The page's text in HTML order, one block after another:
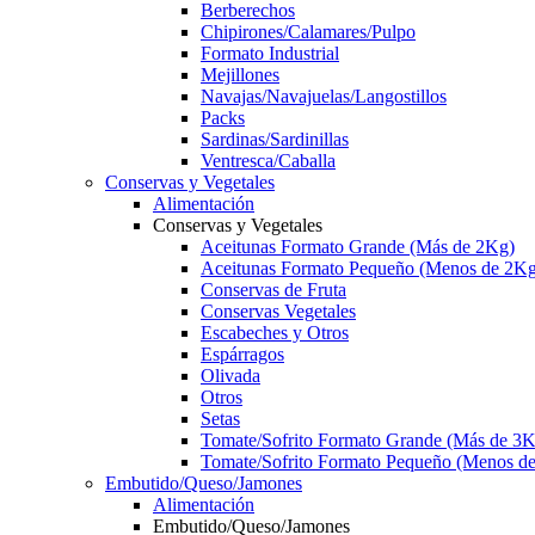
Berberechos
Chipirones/Calamares/Pulpo
Formato Industrial
Mejillones
Navajas/Navajuelas/Langostillos
Packs
Sardinas/Sardinillas
Ventresca/Caballa
Conservas y Vegetales
Alimentación
Conservas y Vegetales
Aceitunas Formato Grande (Más de 2Kg)
Aceitunas Formato Pequeño (Menos de
Conservas de Fruta
Conservas Vegetales
Escabeches y Otros
Espárragos
Olivada
Otros
Setas
Tomate/Sofrito Formato Grande (Más de
Tomate/Sofrito Formato Pequeño (Menos
Embutido/Queso/Jamones
Alimentación
Embutido/Queso/Jamones